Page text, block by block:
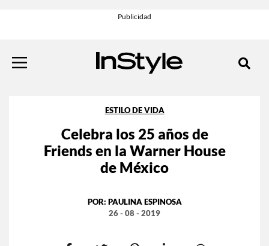
ESTILO DE VIDA
Celebra los 25 años de
Friends en la Warner House
de México
POR: PAULINA ESPINOSA
26 - 08 - 2019